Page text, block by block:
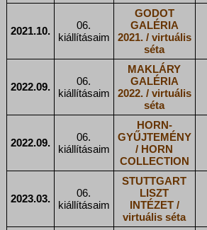
2021.10.
06.
kiállításaim
GODOT
GALÉRIA
2021. / virtuális
séta
2022.09.
06.
kiállításaim
MAKLÁRY
GALÉRIA
2022. / virtuális
séta
2022.09.
06.
kiállításaim
HORN-
GYŰJTEMÉNY
/ HORN
COLLECTION
2023.03.
06.
kiállításaim
STUTTGART
LISZT
INTÉZET /
virtuális séta